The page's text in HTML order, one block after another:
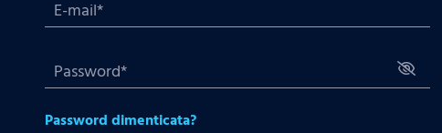
Password dimenticata?